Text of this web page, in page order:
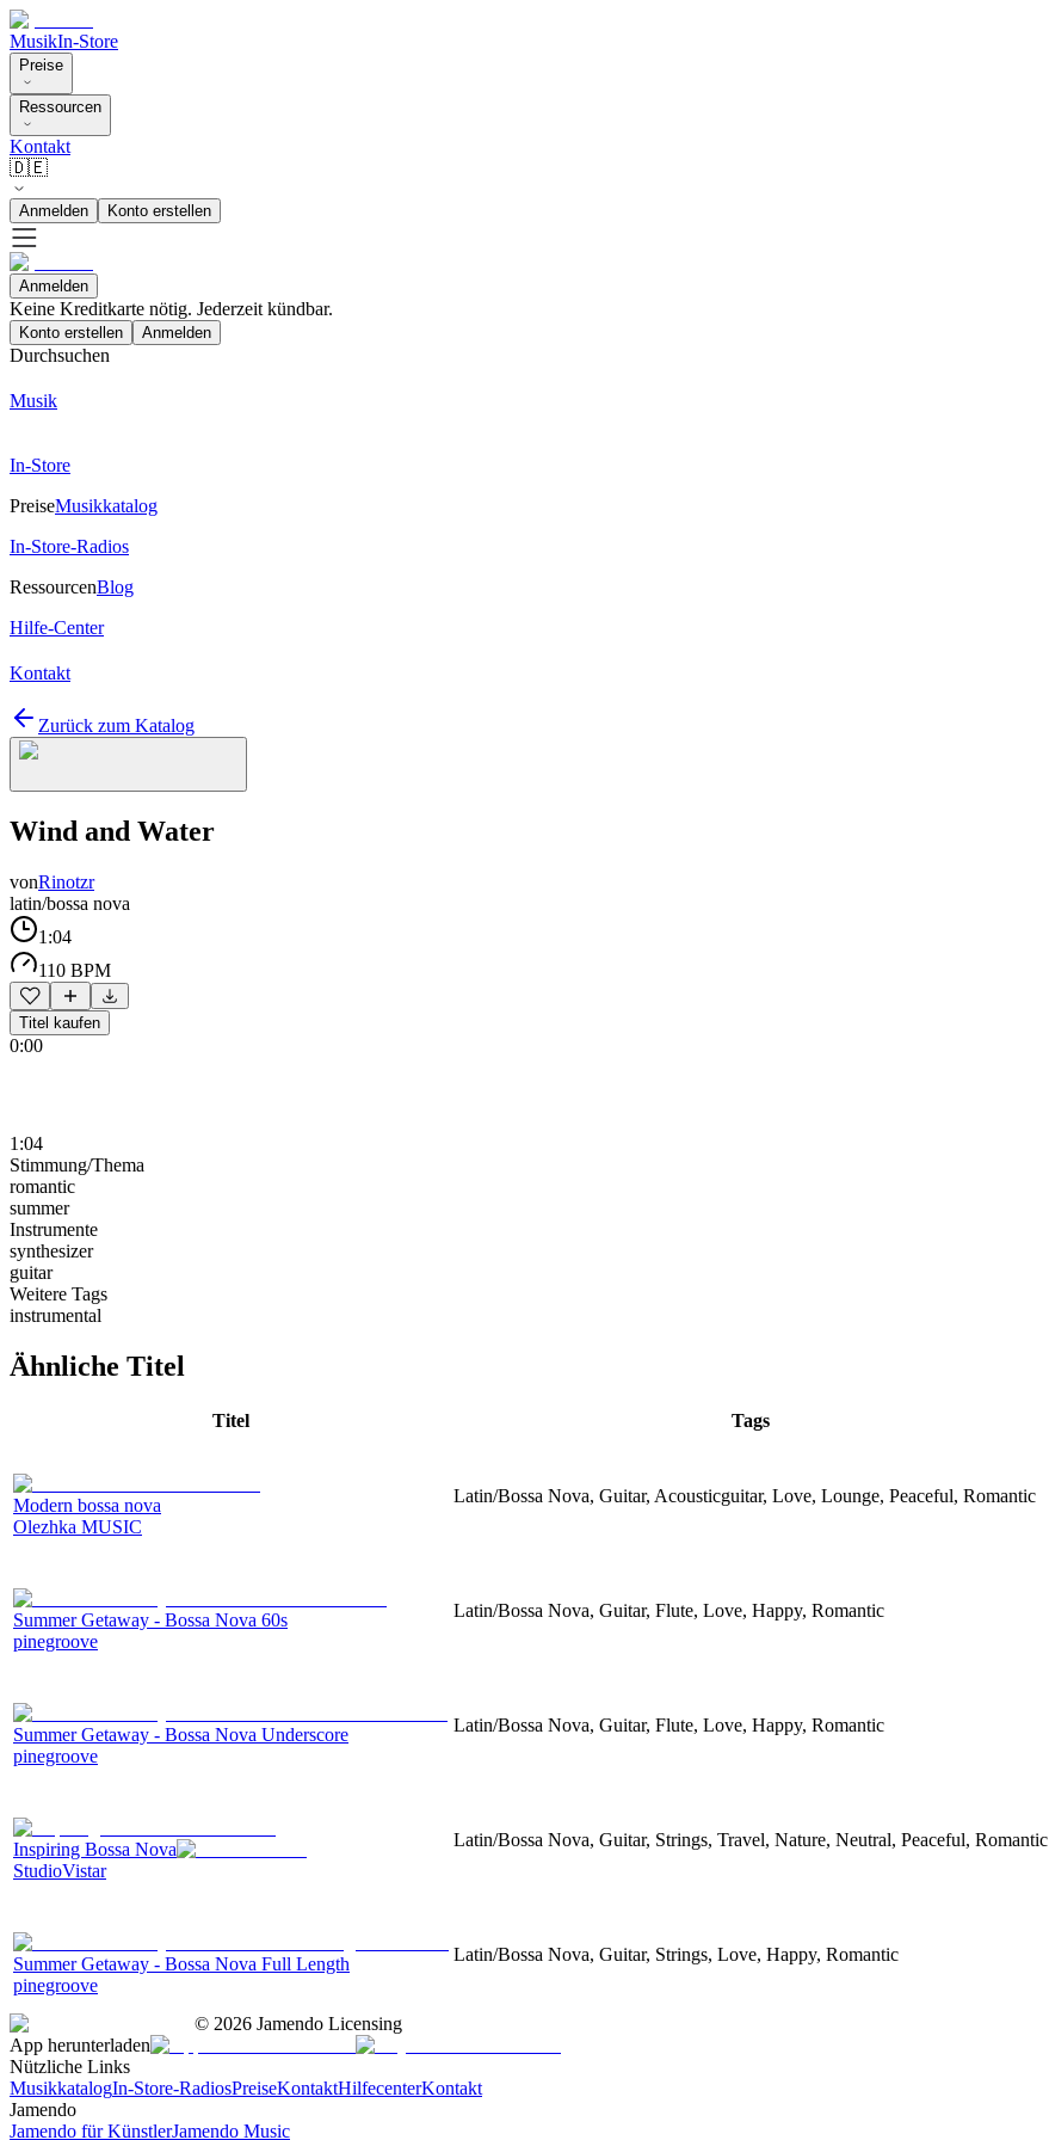
MusikIn-Store
Preise
Ressourcen
Kontakt
🇩🇪
Anmelden Konto erstellen
Anmelden
Keine Kreditkarte nötig. Jederzeit kündbar.
Konto erstellen Anmelden
Durchsuchen
Musik
In-Store
PreiseMusikkatalog
In-Store-Radios
RessourcenBlog
Hilfe-Center
Kontakt
Zurück zum Katalog
Wind and Water
vonRinotzr
latin/bossa nova
1:04
110 BPM
Titel kaufen
0:00
1:04
Stimmung/Thema
romantic
summer
Instrumente
synthesizer
guitar
Weitere Tags
instrumental
Ähnliche Titel
Titel Tags
Modern bossa nova
Olezhka MUSIC
Latin/Bossa Nova, Guitar, Acousticguitar, Love, Lounge, Peaceful, Romantic
Summer Getaway - Bossa Nova 60s
pinegroove
Latin/Bossa Nova, Guitar, Flute, Love, Happy, Romantic
Summer Getaway - Bossa Nova Underscore
pinegroove
Latin/Bossa Nova, Guitar, Flute, Love, Happy, Romantic
Inspiring Bossa Nova
StudioVistar
Latin/Bossa Nova, Guitar, Strings, Travel, Nature, Neutral, Peaceful, Romantic
Summer Getaway - Bossa Nova Full Length
pinegroove
Latin/Bossa Nova, Guitar, Strings, Love, Happy, Romantic
© 2026 Jamendo Licensing
App herunterladen
Nützliche Links
MusikkatalogIn-Store-RadiosPreiseKontaktHilfecenterKontakt
Jamendo
Jamendo für KünstlerJamendo Music